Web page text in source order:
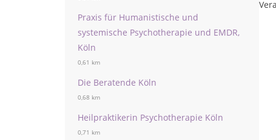
Praxis für Humanistische und
systemische Psychotherapie und EMDR,
Köln
0,61 km
Die Beratende Köln
0,68 km
Heilpraktikerin Psychotherapie Köln
0,71 km